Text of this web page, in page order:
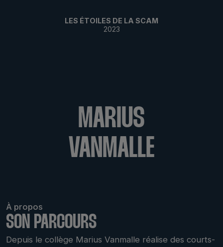
LES ÉTOILES DE LA SCAM
2023
MARIUS
VANMALLE
À propos
SON PARCOURS
Depuis le collège Marius Vanmalle réalise des courts-